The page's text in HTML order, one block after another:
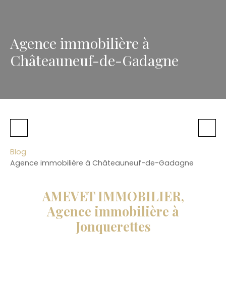
Agence immobilière à
Châteauneuf-de-Gadagne
Blog
Agence immobilière à Châteauneuf-de-Gadagne
AMEVET IMMOBILIER,
Agence immobilière à
Jonquerettes